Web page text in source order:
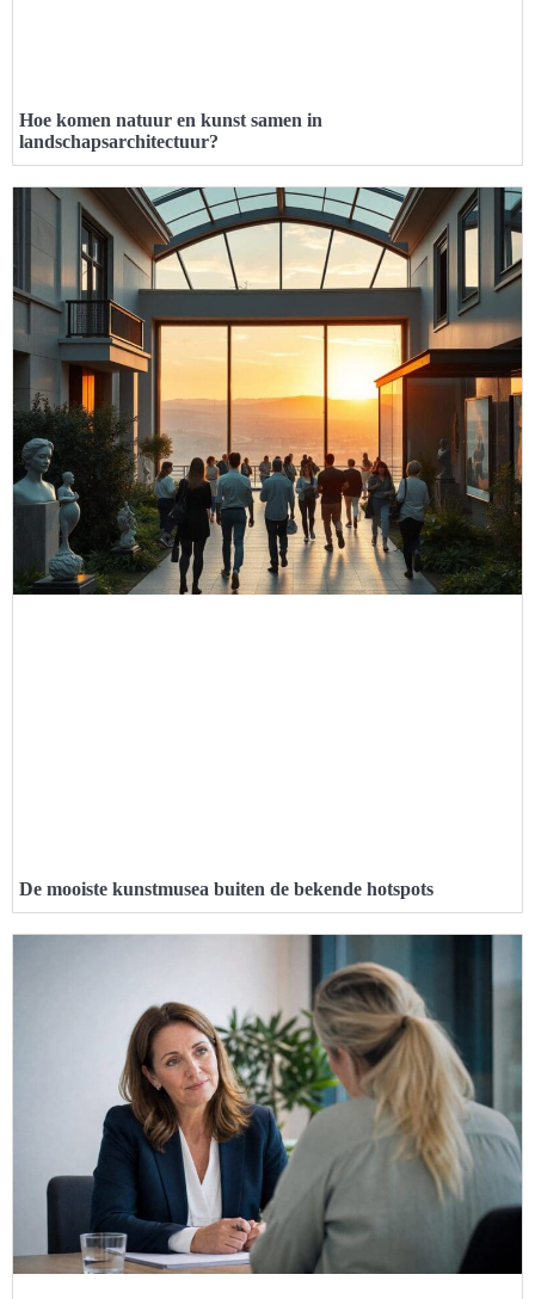
Hoe komen natuur en kunst samen in
landschapsarchitectuur?
De mooiste kunstmusea buiten de bekende hotspots